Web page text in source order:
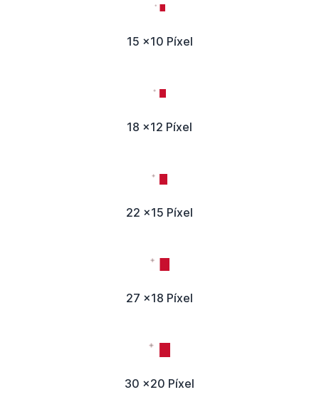
15 x10 Píxel
18 x12 Píxel
22 x15 Píxel
27 x18 Píxel
30 x20 Píxel